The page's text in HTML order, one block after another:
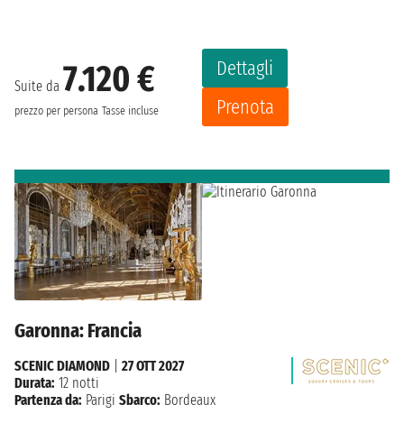
Suite da 7.120 €
prezzo per persona Tasse incluse
Dettagli
Prenota
Garonna: Francia
SCENIC DIAMOND
27 OTT 2027
Durata: 12 notti
Partenza da: Parigi Sbarco: Bordeaux